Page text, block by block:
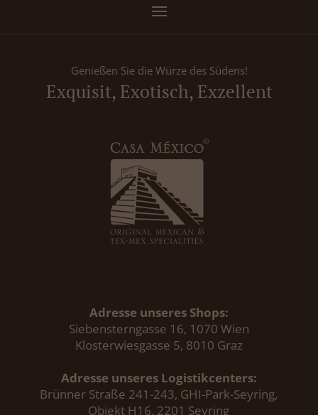
Genießen Sie die Würze des Südens!
Exquisit, Exotisch, Exzellent
Adresse unseres Shops:
Siebensterngasse 16, 1070 Wien
Klosterwiesgasse 5, 8010 Graz
Adresse unseres Logistikcenters:
Brünner Straße 241-243, GHI-Park-Seyring,
Objekt H16, 2201 Seyring